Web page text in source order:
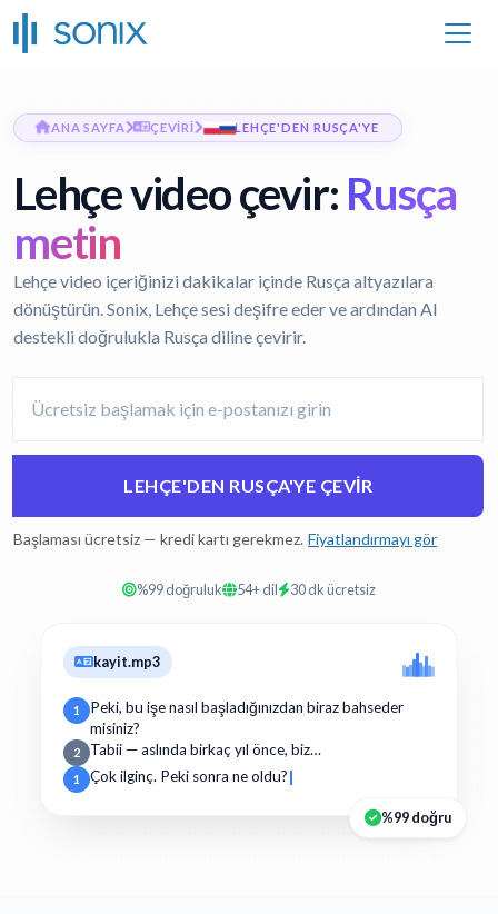
ANA SAYFA ÇEVIRI LEHÇE'DEN RUSÇA'YE
Lehçe video çevir: Rusça
metin
Lehçe video içeriğinizi dakikalar içinde Rusça altyazılara
dönüştürün. Sonix, Lehçe sesi deşifre eder ve ardından AI
destekli doğrulukla Rusça diline çevirir.
LEHÇE'DEN RUSÇA'YE ÇEVIR
Başlaması ücretsiz — kredi kartı gerekmez. Fiyatlandırmayı gör
%99 doğruluk 54+ dil 30 dk ücretsiz
kayit.mp3
1
Peki, bu işe nasıl başladığınızdan biraz bahseder
misiniz?
2 Tabii — aslında birkaç yıl önce, biz…
1 Çok ilginç. Peki sonra ne oldu?
%99 doğru